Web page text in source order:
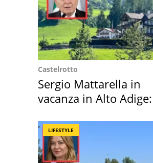
Castelrotto
Sergio Mattarella in
vacanza in Alto
LIFESTYLE